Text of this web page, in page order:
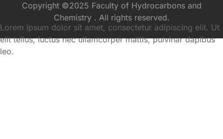
Copyright ©2025 Faculty of Hydrocarbons and
Chemistry . All rights reserved.
Lorem ipsum dolor sit amet, consectetur adipiscing elit. Ut
elit tellus, luctus nec ullamcorper mattis, pulvinar dapibus
leo.